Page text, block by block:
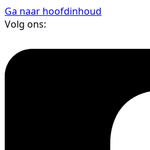
Ga naar hoofdinhoud
Volg ons: